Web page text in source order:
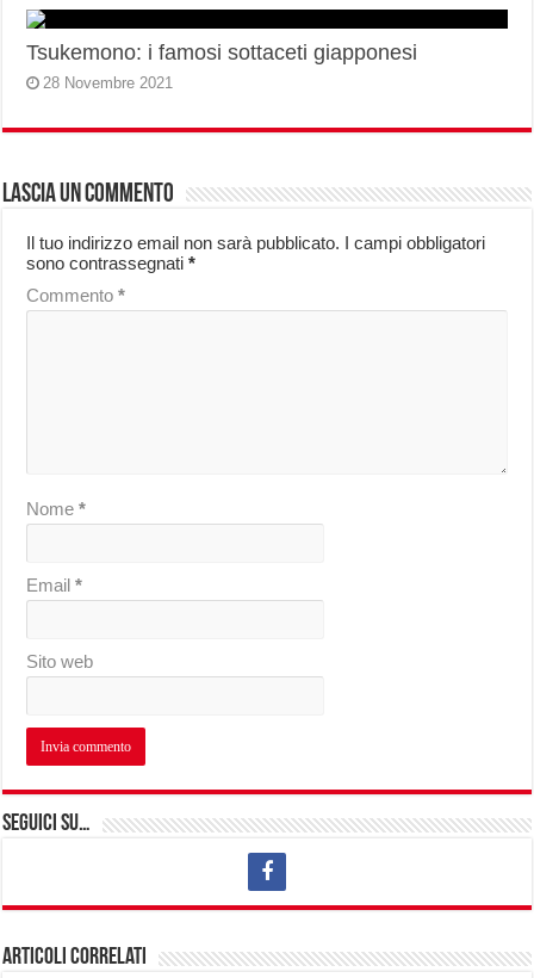
Tsukemono: i famosi sottaceti giapponesi
28 Novembre 2021
Lascia un commento
Il tuo indirizzo email non sarà pubblicato. I campi obbligatori
sono contrassegnati*
Commento*
Nome*
Email*
Sito web
Seguici su…
Articoli correlati